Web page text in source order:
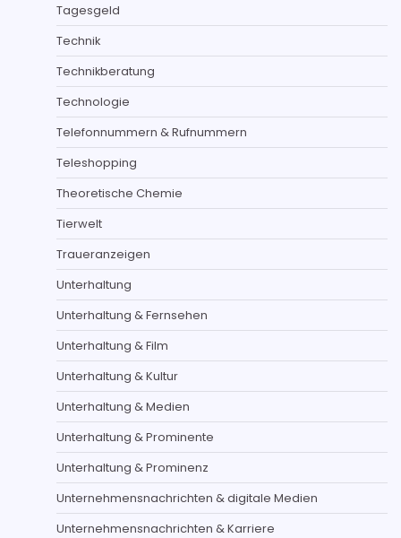
Tagesgeld
Technik
Technikberatung
Technologie
Telefonnummern & Rufnummern
Teleshopping
Theoretische Chemie
Tierwelt
Traueranzeigen
Unterhaltung
Unterhaltung & Fernsehen
Unterhaltung & Film
Unterhaltung & Kultur
Unterhaltung & Medien
Unterhaltung & Prominente
Unterhaltung & Prominenz
Unternehmensnachrichten & digitale Medien
Unternehmensnachrichten & Karriere